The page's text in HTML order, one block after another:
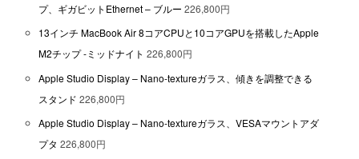
プ、ギガビットEthernet – ブルー 226,800円
13インチ MacBook Air 8コアCPUと10コアGPUを搭載したApple
M2チップ -ミッドナイト 226,800円
Apple Studio Display – Nano-textureガラス、傾きを調整できる
スタンド226,800円
Apple Studio Display – Nano-textureガラス、VESAマウントアダ
プタ226,800円